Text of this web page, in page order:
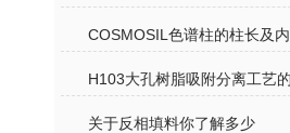
关于反相填料你了解多少